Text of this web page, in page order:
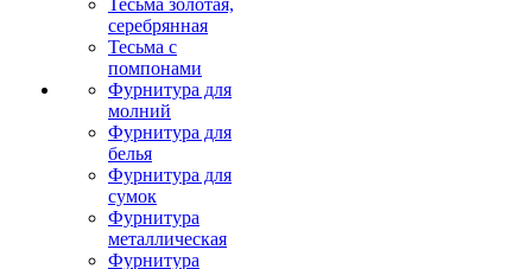
Тесьма золотая,
серебрянная
Тесьма с
помпонами
Фурнитура для
молний
Фурнитура для
белья
Фурнитура для
сумок
Фурнитура
металлическая
Фурнитура